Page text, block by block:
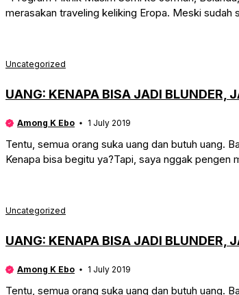
merasakan traveling keliking Eropa. Meski sudah
Uncategorized
UANG: KENAPA BISA JADI BLUNDER,
Among K Ebo 1 July 2019
Tentu, semua orang suka uang dan butuh uang.
Kenapa bisa begitu ya?Tapi, saya nggak pengen
Uncategorized
UANG: KENAPA BISA JADI BLUNDER,
Among K Ebo 1 July 2019
Tentu, semua orang suka uang dan butuh uang.